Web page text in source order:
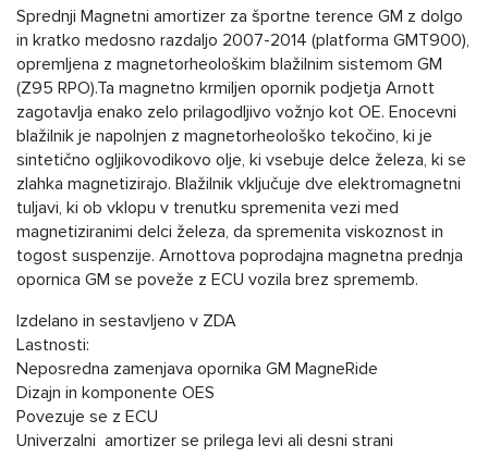
Sprednji Magnetni amortizer za športne terence GM z dolgo
in kratko medosno razdaljo 2007-2014 (platforma GMT900),
opremljena z magnetorheološkim blažilnim sistemom GM
(Z95 RPO).Ta magnetno krmiljen opornik podjetja Arnott
zagotavlja enako zelo prilagodljivo vožnjo kot OE. Enocevni
blažilnik je napolnjen z magnetorheološko tekočino, ki je
sintetično ogljikovodikovo olje, ki vsebuje delce železa, ki se
zlahka magnetizirajo. Blažilnik vključuje dve elektromagnetni
tuljavi, ki ob vklopu v trenutku spremenita vezi med
magnetiziranimi delci železa, da spremenita viskoznost in
togost suspenzije. Arnottova poprodajna magnetna prednja
opornica GM se poveže z ECU vozila brez sprememb.
Izdelano in sestavljeno v ZDA
Lastnosti:
Neposredna zamenjava opornika GM MagneRide
Dizajn in komponente OES
Povezuje se z ECU
Univerzalni amortizer se prilega levi ali desni strani